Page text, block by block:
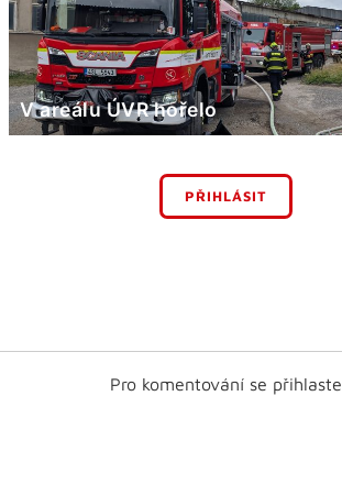
V areálu ÚVR hořelo
PŘIHLÁSIT
Pro komentování se přihlaste